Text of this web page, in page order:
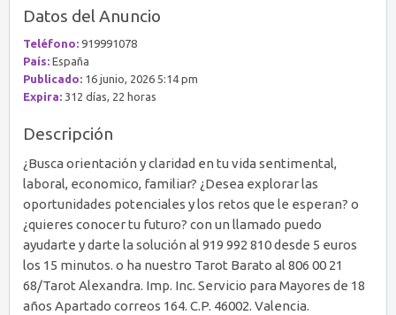
Datos del Anuncio
Teléfono: 919991078
País: España
Publicado: 16 junio, 2026 5:14 pm
Expira: 312 días, 22 horas
Descripción
¿Busca orientación y claridad en tu vida sentimental,
laboral, economico, familiar? ¿Desea explorar las
oportunidades potenciales y los retos que le esperan? o
¿quieres conocer tu futuro? con un llamado puedo
ayudarte y darte la solución al 919 992 810 desde 5 euros
los 15 minutos. o ha nuestro Tarot Barato al 806 00 21
68/Tarot Alexandra. Imp. Inc. Servicio para Mayores de 18
años Apartado correos 164. C.P. 46002. Valencia.